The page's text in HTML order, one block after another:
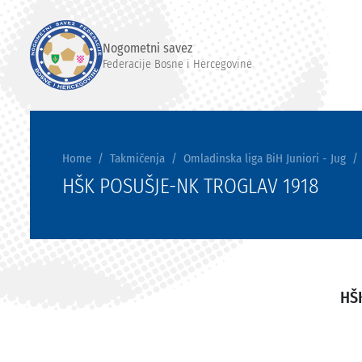
Nogometni savez
Federacije Bosne i Hercegovine
Home Takmičenja Omladinska liga BiH Juniori - Jug
HŠK POSUŠJE-NK TROGLAV 1918